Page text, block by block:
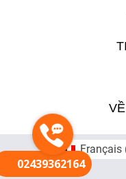
Français
02439362164